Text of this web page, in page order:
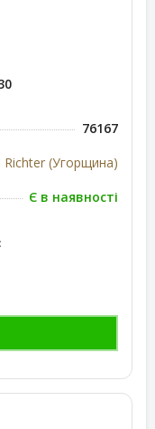
76167
Richter (Угорщина)
Є в наявності